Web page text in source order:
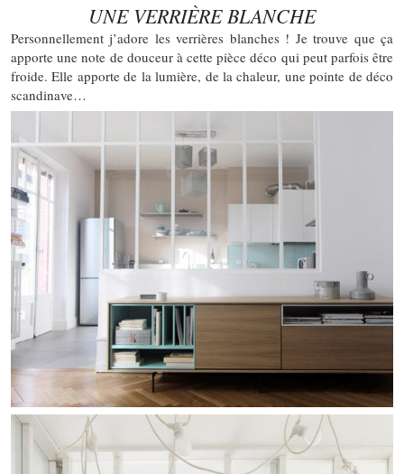
UNE VERRIÈRE BLANCHE
Personnellement j’adore les verrières blanches ! Je trouve que ça
apporte une note de douceur à cette pièce déco qui peut parfois être
froide. Elle apporte de la lumière, de la chaleur, une pointe de déco
scandinave…